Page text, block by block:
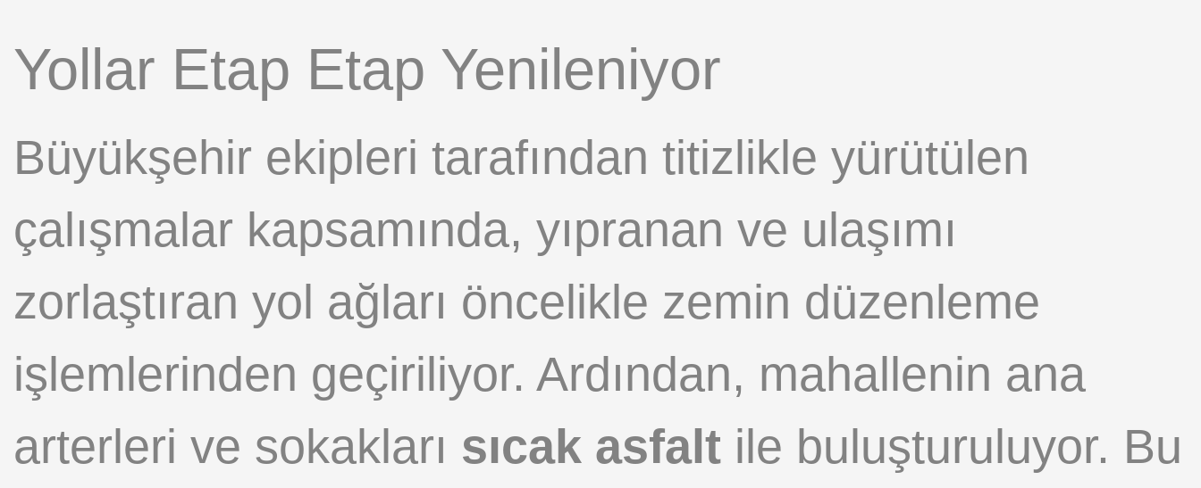
Yollar Etap Etap Yenileniyor
Büyükşehir ekipleri tarafından titizlikle yürütülen
çalışmalar kapsamında, yıpranan ve ulaşımı
zorlaştıran yol ağları öncelikle zemin düzenleme
işlemlerinden geçiriliyor. Ardından, mahallenin ana
arterleri ve sokakları sıcak asfalt ile buluşturuluyor. Bu